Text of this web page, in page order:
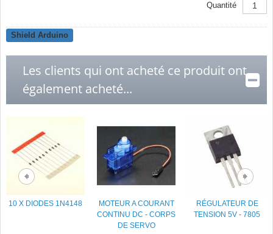
Quantité
Shield Arduino
Les clients qui ont acheté ce produit ont
également acheté...
10 X DIODES 1N4148
MOTEUR A COURANT
CONTINU DC - CORPS
DE SERVO
RÉGULATEUR DE
TENSION 5V - 7805